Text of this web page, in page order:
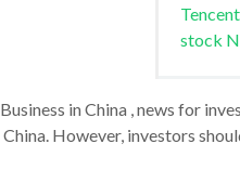
Tencent
stock
Business in China , news for
China. However, investors